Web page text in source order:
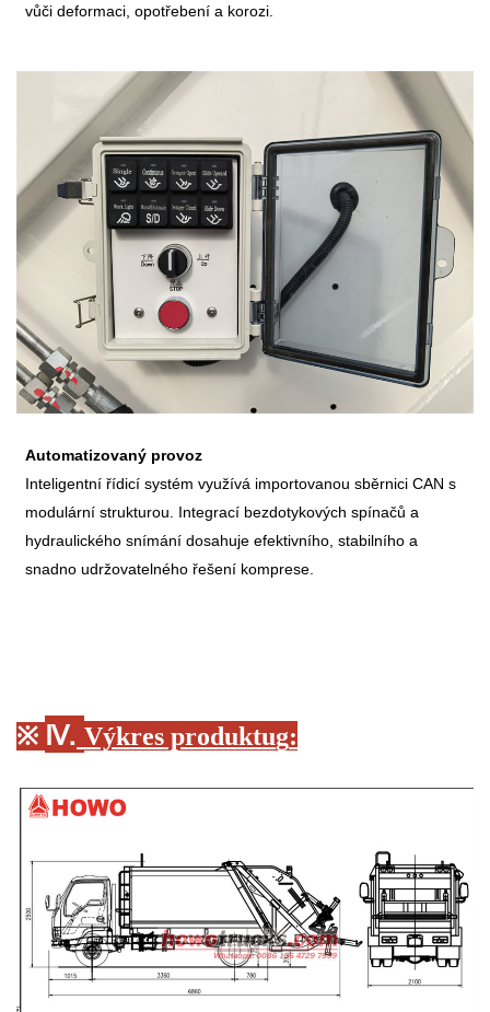
vůči deformaci, opotřebení a korozi.
Automatizovaný provoz
Inteligentní řídicí systém využívá importovanou sběrnici CAN s
modulární strukturou. Integrací bezdotykových spínačů a
hydraulického snímání dosahuje efektivního, stabilního a
snadno udržovatelného řešení komprese.
※ Ⅳ. Výkres produktug: